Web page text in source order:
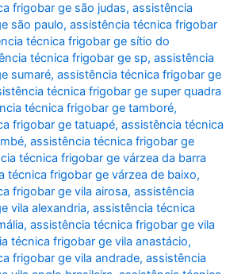
frigobar ge são judas,assistência
são paulo,assistência técnica frigobar
técnica frigobar ge sítio do
técnica frigobar ge sp,assistência
sumaré,assistência técnica frigobar ge
técnica frigobar ge super quadra
técnica frigobar ge tamboré,
frigobar ge tatuapé,assistência técnica
,assistência técnica frigobar ge
técnica frigobar ge várzea da barra
técnica frigobar ge várzea de baixo,
frigobar ge vila airosa,assistência
vila alexandria,assistência técnica
,assistência técnica frigobar ge vila
técnica frigobar ge vila anastácio,
frigobar ge vila andrade,assistência